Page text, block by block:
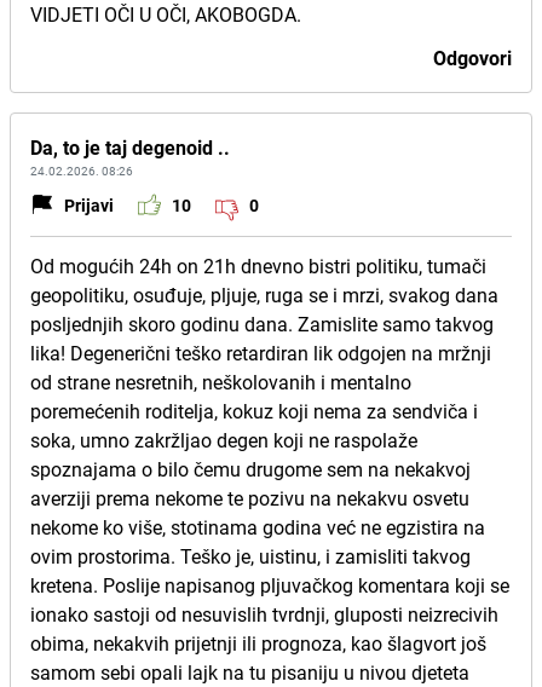
VIDJETI OČI U OČI, AKOBOGDA.
Odgovori
Da, to je taj degenoid ..
24.02.2026. 08:26
Prijavi 10 0
Od mogućih 24h on 21h dnevno bistri politiku, tumači
geopolitiku, osuđuje, pljuje, ruga se i mrzi, svakog dana
posljednjih skoro godinu dana. Zamislite samo takvog
lika! Degenerični teško retardiran lik odgojen na mržnji
od strane nesretnih, neškolovanih i mentalno
poremećenih roditelja, kokuz koji nema za sendviča i
soka, umno zakržljao degen koji ne raspolaže
spoznajama o bilo čemu drugome sem na nekakvoj
averziji prema nekome te pozivu na nekakvu osvetu
nekome ko više, stotinama godina već ne egzistira na
ovim prostorima. Teško je, uistinu, i zamisliti takvog
kretena. Poslije napisanog pljuvačkog komentara koji se
ionako sastoji od nesuvislih tvrdnji, gluposti neizrecivih
obima, nekakvih prijetnji ili prognoza, kao šlagvort još
samom sebi opali lajk na tu pisaniju u nivou djeteta